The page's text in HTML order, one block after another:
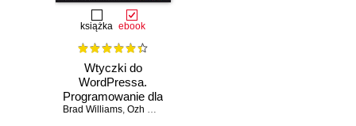
książka ebook
Wtyczki do
WordPressa.
Programowanie dla
profesjonalistów
Brad Williams, Ozh Richard